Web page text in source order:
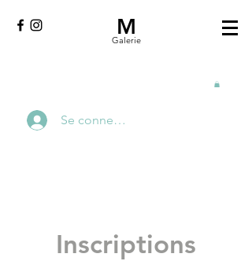
M
Galerie
Se connecter
Inscriptions